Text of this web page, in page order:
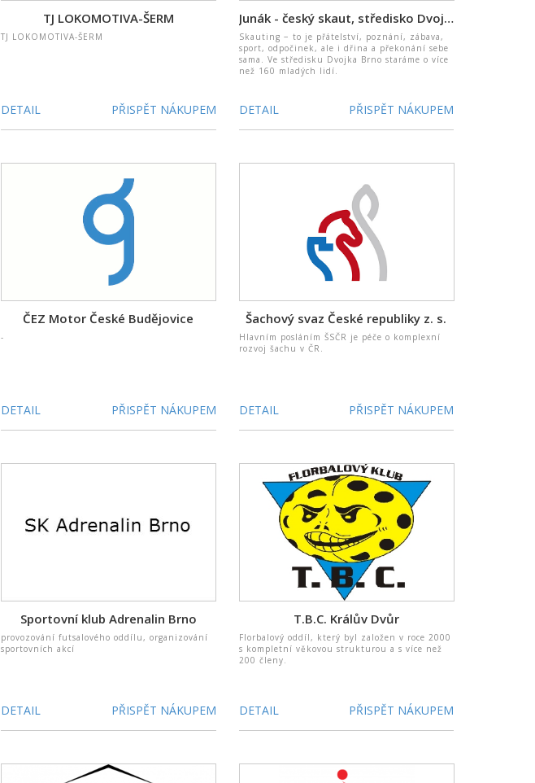
TJ LOKOMOTIVA-ŠERM
TJ LOKOMOTIVA-ŠERM
DETAIL PŘISPĚT NÁKUPEM
Junák - český skaut, středisko Dvojka Brno
Skauting − to je přátelství, poznání, zábava,
sport, odpočinek, ale i dřina a překonání sebe
sama. Ve středisku Dvojka Brno staráme o více
než 160 mladých lidí.
DETAIL PŘISPĚT NÁKUPEM
ČEZ Motor České Budějovice
-
DETAIL PŘISPĚT NÁKUPEM
Šachový svaz České republiky z. s.
Hlavním posláním ŠSČR je péče o komplexní
rozvoj šachu v ČR.
DETAIL PŘISPĚT NÁKUPEM
Sportovní klub Adrenalin Brno
provozování futsalového oddílu, organizování
sportovních akcí
DETAIL PŘISPĚT NÁKUPEM
T.B.C. Králův Dvůr
Florbalový oddíl, který byl založen v roce 2000
s kompletní věkovou strukturou a s více než
200 členy.
DETAIL PŘISPĚT NÁKUPEM